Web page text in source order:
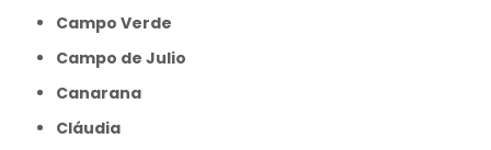
Campo Verde
Campo de Julio
Canarana
Cláudia